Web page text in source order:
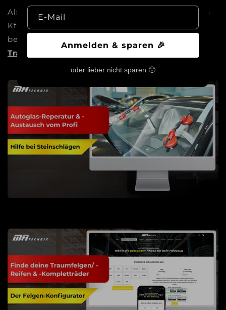
E-Mail
Anmelden & sparen 🎉
oder lieber nicht sparen 🙁
Als Meisterbetrieb sind wir die Experten für dein
Kfz: Vom Autoglas über Reifen bis zum Tuning
beraten und begleiten wir dich dabei,
Traum Wirklichkeit werden zu lassen!